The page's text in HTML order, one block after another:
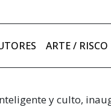
ARTE / RISCO
y culto,